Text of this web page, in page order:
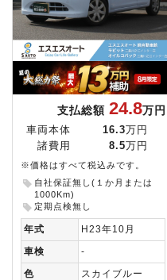
支払総額 24.8万円
車両本体 16.3 万円
諸費用
8.5 万円
※価格はすべて税込みです。
自社保証無し(１か月または
1000Km)
定期点検無し
年式
H23年10月
車検
-
色
スカイブルー